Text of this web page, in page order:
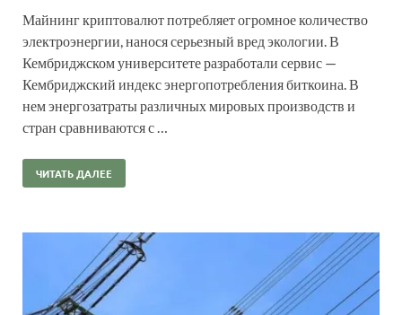
Майнинг криптовалют потребляет огромное количество
электроэнергии, нанося серьезный вред экологии. В
Кембриджском университете разработали сервис —
Кембриджский индекс энергопотребления биткоина. В
нем энергозатраты различных мировых производств и
стран сравниваются с …
ЧИТАТЬ ДАЛЕЕ